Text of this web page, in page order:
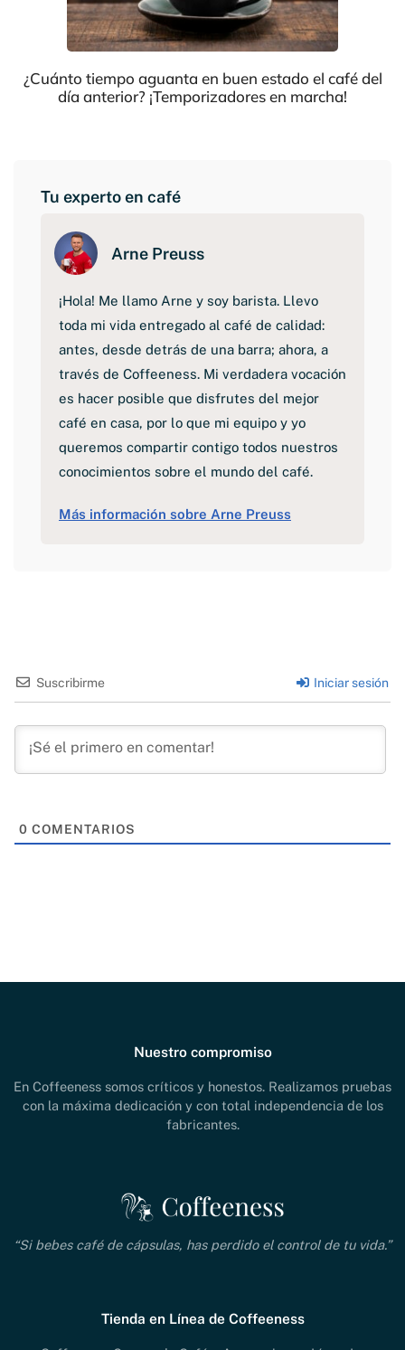
¿Cuánto tiempo aguanta en buen estado el café del
día anterior? ¡Temporizadores en marcha!
Tu experto en café
Arne Preuss
¡Hola! Me llamo Arne y soy barista. Llevo
toda mi vida entregado al café de calidad:
antes, desde detrás de una barra; ahora, a
través de Coffeeness. Mi verdadera vocación
es hacer posible que disfrutes del mejor
café en casa, por lo que mi equipo y yo
queremos compartir contigo todos nuestros
conocimientos sobre el mundo del café.
Más información sobre Arne Preuss
Suscribirme Iniciar sesión
0 COMENTARIOS
Nuestro compromiso
En Coffeeness somos críticos y honestos. Realizamos pruebas
con la máxima dedicación y con total independencia de los
fabricantes.
“Si bebes café de cápsulas, has perdido el control de tu vida.”
Tienda en Línea de Coffeeness